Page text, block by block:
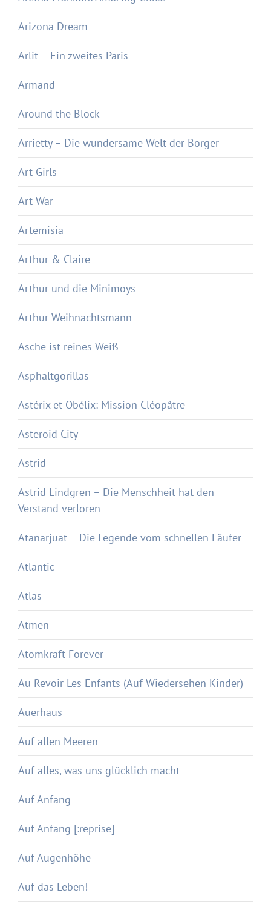
Arizona Dream
Arlit – Ein zweites Paris
Armand
Around the Block
Arrietty – Die wundersame Welt der Borger
Art Girls
Art War
Artemisia
Arthur & Claire
Arthur und die Minimoys
Arthur Weihnachtsmann
Asche ist reines Weiß
Asphaltgorillas
Astérix et Obélix: Mission Cléopâtre
Asteroid City
Astrid
Astrid Lindgren – Die Menschheit hat den
Verstand verloren
Atanarjuat – Die Legende vom schnellen Läufer
Atlantic
Atlas
Atmen
Atomkraft Forever
Au Revoir Les Enfants (Auf Wiedersehen Kinder)
Auerhaus
Auf allen Meeren
Auf alles, was uns glücklich macht
Auf Anfang
Auf Anfang [:reprise]
Auf Augenhöhe
Auf das Leben!